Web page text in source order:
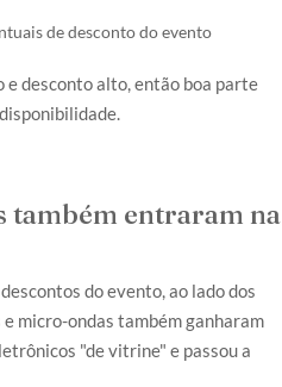
de desconto do evento
desconto alto, então boa parte
também entraram na
do evento, ao lado dos
micro-ondas também ganharam
"de vitrine" e passou a